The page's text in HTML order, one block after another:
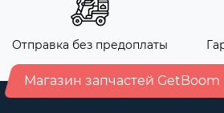
Отправка без предоплаты
Магазин запчастей GetBoom